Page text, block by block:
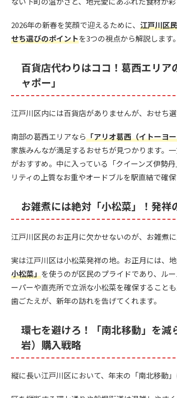
2026年の新春を笑顔で迎えるために、 江戸川区
せち選びのポイントを3つの視点から解説します。
百貨店代わりはココ！葛西エリ
ャポー」
江戸川区内には百貨店がありませんが、おせち
南部の葛西エリアなら「アリオ葛西（イトーヨ
家族みんなが満足するおせちが見つかります。
がおすすめ。中に入っている「クイーンズ伊勢
リティの上質なお重やオードブルを駅直結で確保
お雑煮には絶対「小松菜」！発
江戸川区民のお正月に欠かせないのが、お雑煮に
実は江戸川区は小松菜発祥の地。お正月には、
小松菜」を使うのが区民のプライドであり、ル
ーパーや直売所で立派な小松菜を確保すること
歯ごたえが、新年の訪れを告げてくれます。
環七を避けろ！「南北移動」を
岩）購入戦略
縦に長い江戸川区において、年末の「南北移動」